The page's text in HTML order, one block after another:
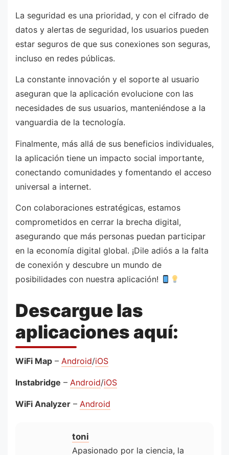
La seguridad es una prioridad, y con el cifrado de
datos y alertas de seguridad, los usuarios pueden
estar seguros de que sus conexiones son seguras,
incluso en redes públicas.
La constante innovación y el soporte al usuario
aseguran que la aplicación evolucione con las
necesidades de sus usuarios, manteniéndose a la
vanguardia de la tecnología.
Finalmente, más allá de sus beneficios individuales,
la aplicación tiene un impacto social importante,
conectando comunidades y fomentando el acceso
universal a internet.
Con colaboraciones estratégicas, estamos
comprometidos en cerrar la brecha digital,
asegurando que más personas puedan participar
en la economía digital global. ¡Dile adiós a la falta
de conexión y descubre un mundo de
posibilidades con nuestra aplicación!
Descargue las
aplicaciones aquí:
WiFi Map – Android/iOS
Instabridge – Android/iOS
WiFi Analyzer – Android
toni
Apasionado por la ciencia, la